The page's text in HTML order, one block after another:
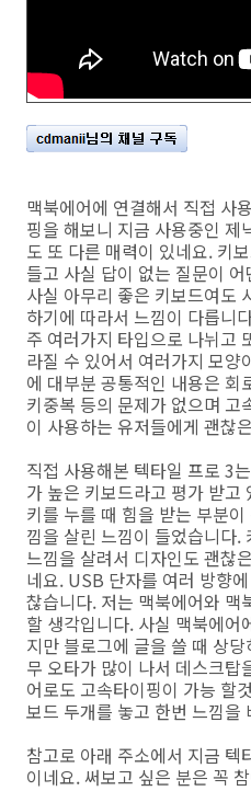
맥북에어에 연결해서 직접 사
핑을 해보니 지금 사용중인
도 또 다른 매력이 있네요. 키
들고 사실 답이 없는 질문이
사실 아무리 좋은 키보드여도
하기에 따라서 느낌이 다릅니
주 여러가지 타입으로 나뉘고
라질 수 있어서 여러가지 모양
에 대부분 공통적인 내용은 회
키중복 등의 문제가 없으며
이 사용하는 유저들에게 괜찮
직접 사용해본 텍타일 프로 3
가 높은 키보드라고 평가 받
키를 누를 때 힘을 받는 부분
낌을 살린 느낌이 들었습니다.
느낌을 살려서 디자인도 괜찮
네요. USB 단자를 여러 방향
찮습니다. 저는 맥북에어와 맥
할 생각입니다. 사실 맥북에
지만 블로그에 글을 쓸 때 상
무 오타가 많이 나서 데스크탑
어로도 고속타이핑이 가능 할
보드 두개를 놓고 한번 느낌을
참고로 아래 주소에서 지금 텍
이네요. 써보고 싶은 분은 꼭